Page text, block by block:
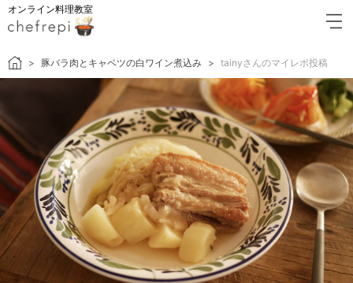
オンライン料理教室
豚バラ肉とキャベツの白ワイン煮込み tainyさんのマイレポ投稿